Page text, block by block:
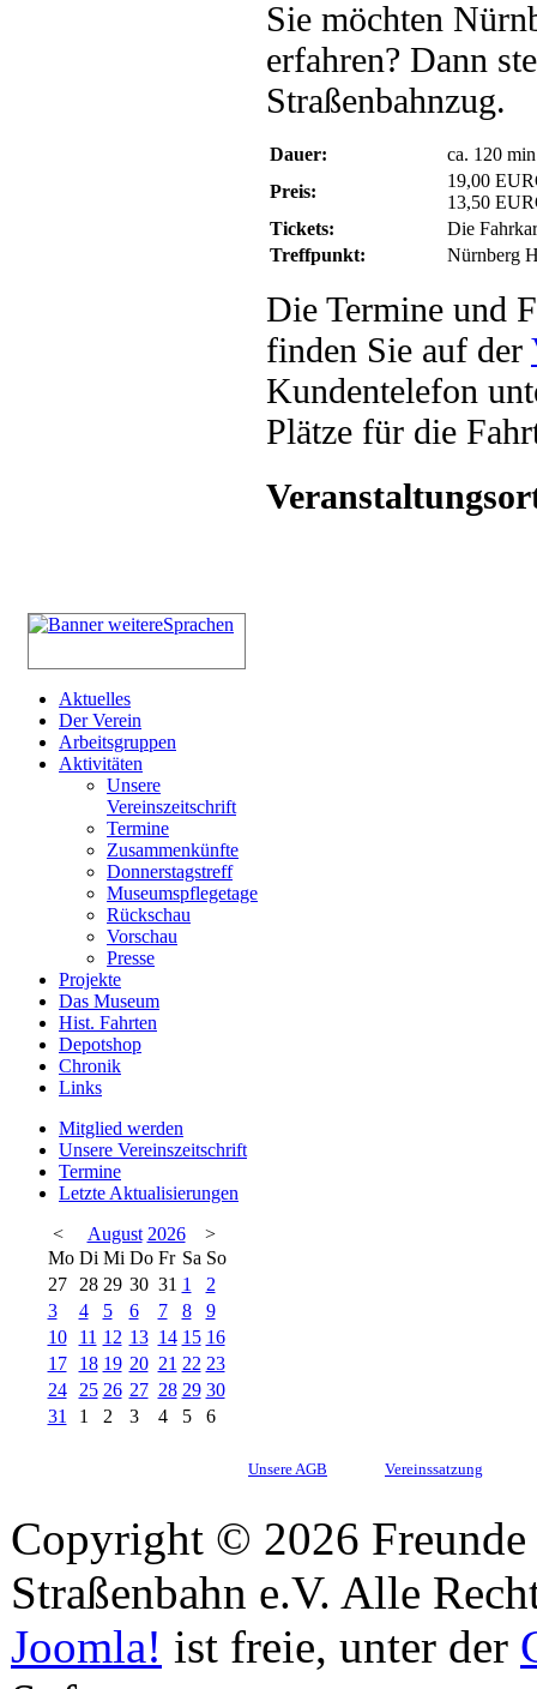
Sie möchten
erfahren? Dann
Straßenbahnzug.
Dauer:
ca. 120 min
Preis:
19,00
13,50
Tickets:
Die
Treffpunkt:
Nürnberg
Die Termine und
finden Sie auf der
Kundentelefon
Plätze für die
Aktuelles
Der Verein
Arbeitsgruppen
Aktivitäten
Unsere
Vereinszeitschrift
Termine
Zusammenkünfte
Donnerstagstreff
Museumspflegetage
Rückschau
Vorschau
Presse
Projekte
Das Museum
Hist. Fahrten
Depotshop
Chronik
Links
Mitglied werden
Unsere Vereinszeitschrift
Termine
Letzte Aktualisierungen
<
August 2026
>
Mo Di Mi Do Fr Sa So
27
28 29 30 31 1
2
3
4 5 6 7 8
9
10
11 12 13 14 15 16
17
18 19 20 21 22 23
24
25 26 27 28 29 30
31
1 2 3 4 5 6
Unsere AGB Vereinssatzung
Copyright © 2026
Straßenbahn e.V. Alle
Joomla! ist freie, unter der